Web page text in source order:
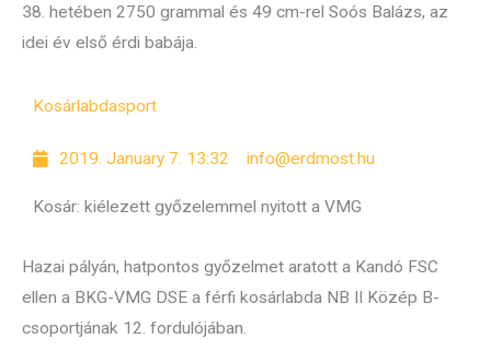
38. hetében 2750 grammal és 49 cm-rel Soós Balázs, az
idei év első érdi babája.
Kosárlabdasport
2019. January 7. 13:32 info@erdmost.hu
Kosár: kiélezett győzelemmel nyitott a VMG
Hazai pályán, hatpontos győzelmet aratott a Kandó FSC
ellen a BKG-VMG DSE a férfi kosárlabda NB II Közép B-
csoportjának 12. fordulójában.